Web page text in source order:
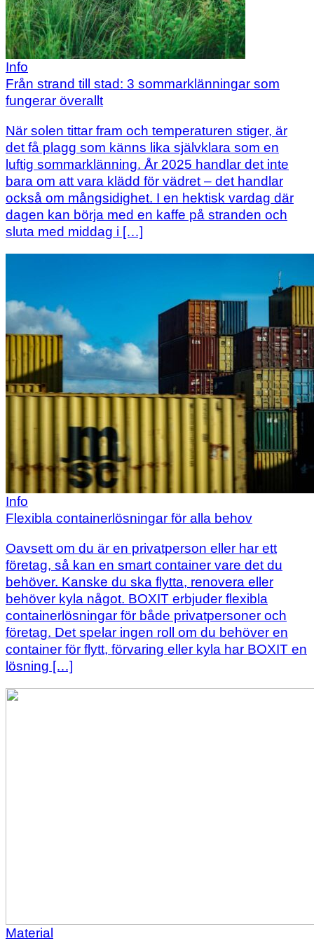
Info
Från strand till stad: 3 sommarklänningar som
fungerar överallt
När solen tittar fram och temperaturen stiger, är
det få plagg som känns lika självklara som en
luftig sommarklänning. År 2025 handlar det inte
bara om att vara klädd för vädret – det handlar
också om mångsidighet. I en hektisk vardag där
dagen kan börja med en kaffe på stranden och
sluta med middag i […]
Info
Flexibla containerlösningar för alla behov
Oavsett om du är en privatperson eller har ett
företag, så kan en smart container vare det du
behöver. Kanske du ska flytta, renovera eller
behöver kyla något. BOXIT erbjuder flexibla
containerlösningar för både privatpersoner och
företag. Det spelar ingen roll om du behöver en
container för flytt, förvaring eller kyla har BOXIT en
lösning […]
Material